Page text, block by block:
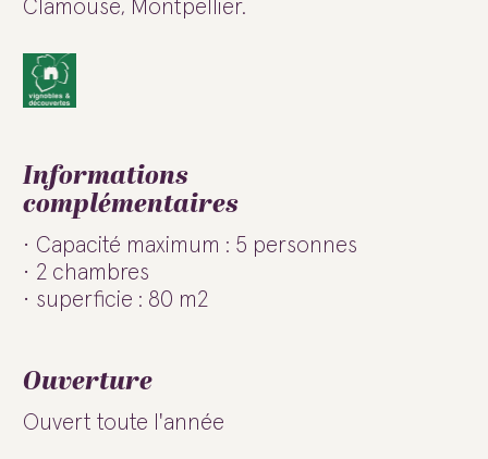
Clamouse, Montpellier.
Informations
complémentaires
Capacité maximum : 5 personnes
2 chambres
superficie : 80 m2
Ouverture
Ouvert toute l'année